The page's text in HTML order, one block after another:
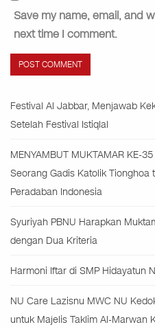
Save my name, email, and
next time I comment.
Festival Al Jabbar, Menjawab
Setelah Festival Istiqlal
MENYAMBUT MUKTAMAR KE-
Seorang Gadis Katolik Tionghoa
Peradaban Indonesia
Syuriyah PBNU Harapkan
dengan Dua Kriteria
Harmoni Iftar di SMP Hidayatun
NU Care Lazisnu MWC NU
untuk Majelis Taklim Al-Marwan